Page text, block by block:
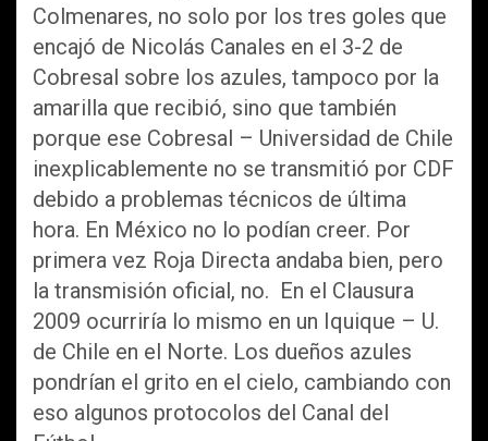
Colmenares, no solo por los tres goles que
encajó de Nicolás Canales en el 3-2 de
Cobresal sobre los azules, tampoco por la
amarilla que recibió, sino que también
porque ese Cobresal – Universidad de Chile
inexplicablemente no se transmitió por CDF
debido a problemas técnicos de última
hora. En México no lo podían creer. Por
primera vez Roja Directa andaba bien, pero
la transmisión oficial, no. En el Clausura
2009 ocurriría lo mismo en un Iquique – U.
de Chile en el Norte. Los dueños azules
pondrían el grito en el cielo, cambiando con
eso algunos protocolos del Canal del